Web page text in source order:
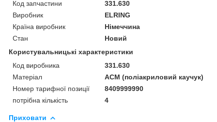
Код запчастини
331.630
Виробник
ELRING
Країна виробник
Німеччина
Стан
Новий
Користувальницькі характеристики
Код виробника
331.630
Матеріал
ACM (поліакриловий каучук)
Номер тарифної позиції
8409999990
потрібна кількість
4
Приховати